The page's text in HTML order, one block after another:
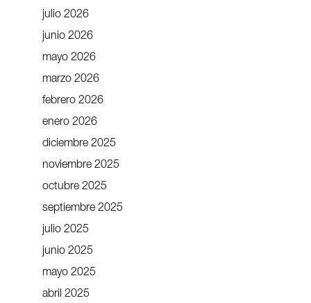
julio 2026
junio 2026
mayo 2026
marzo 2026
febrero 2026
enero 2026
diciembre 2025
noviembre 2025
octubre 2025
septiembre 2025
julio 2025
junio 2025
mayo 2025
abril 2025